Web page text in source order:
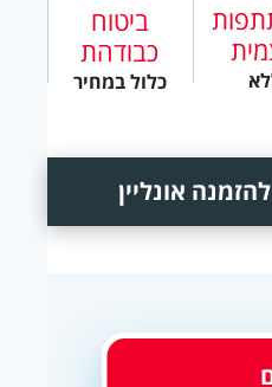
ביטוח
כבודהת
כלול במחיר
להזמנה אונליין